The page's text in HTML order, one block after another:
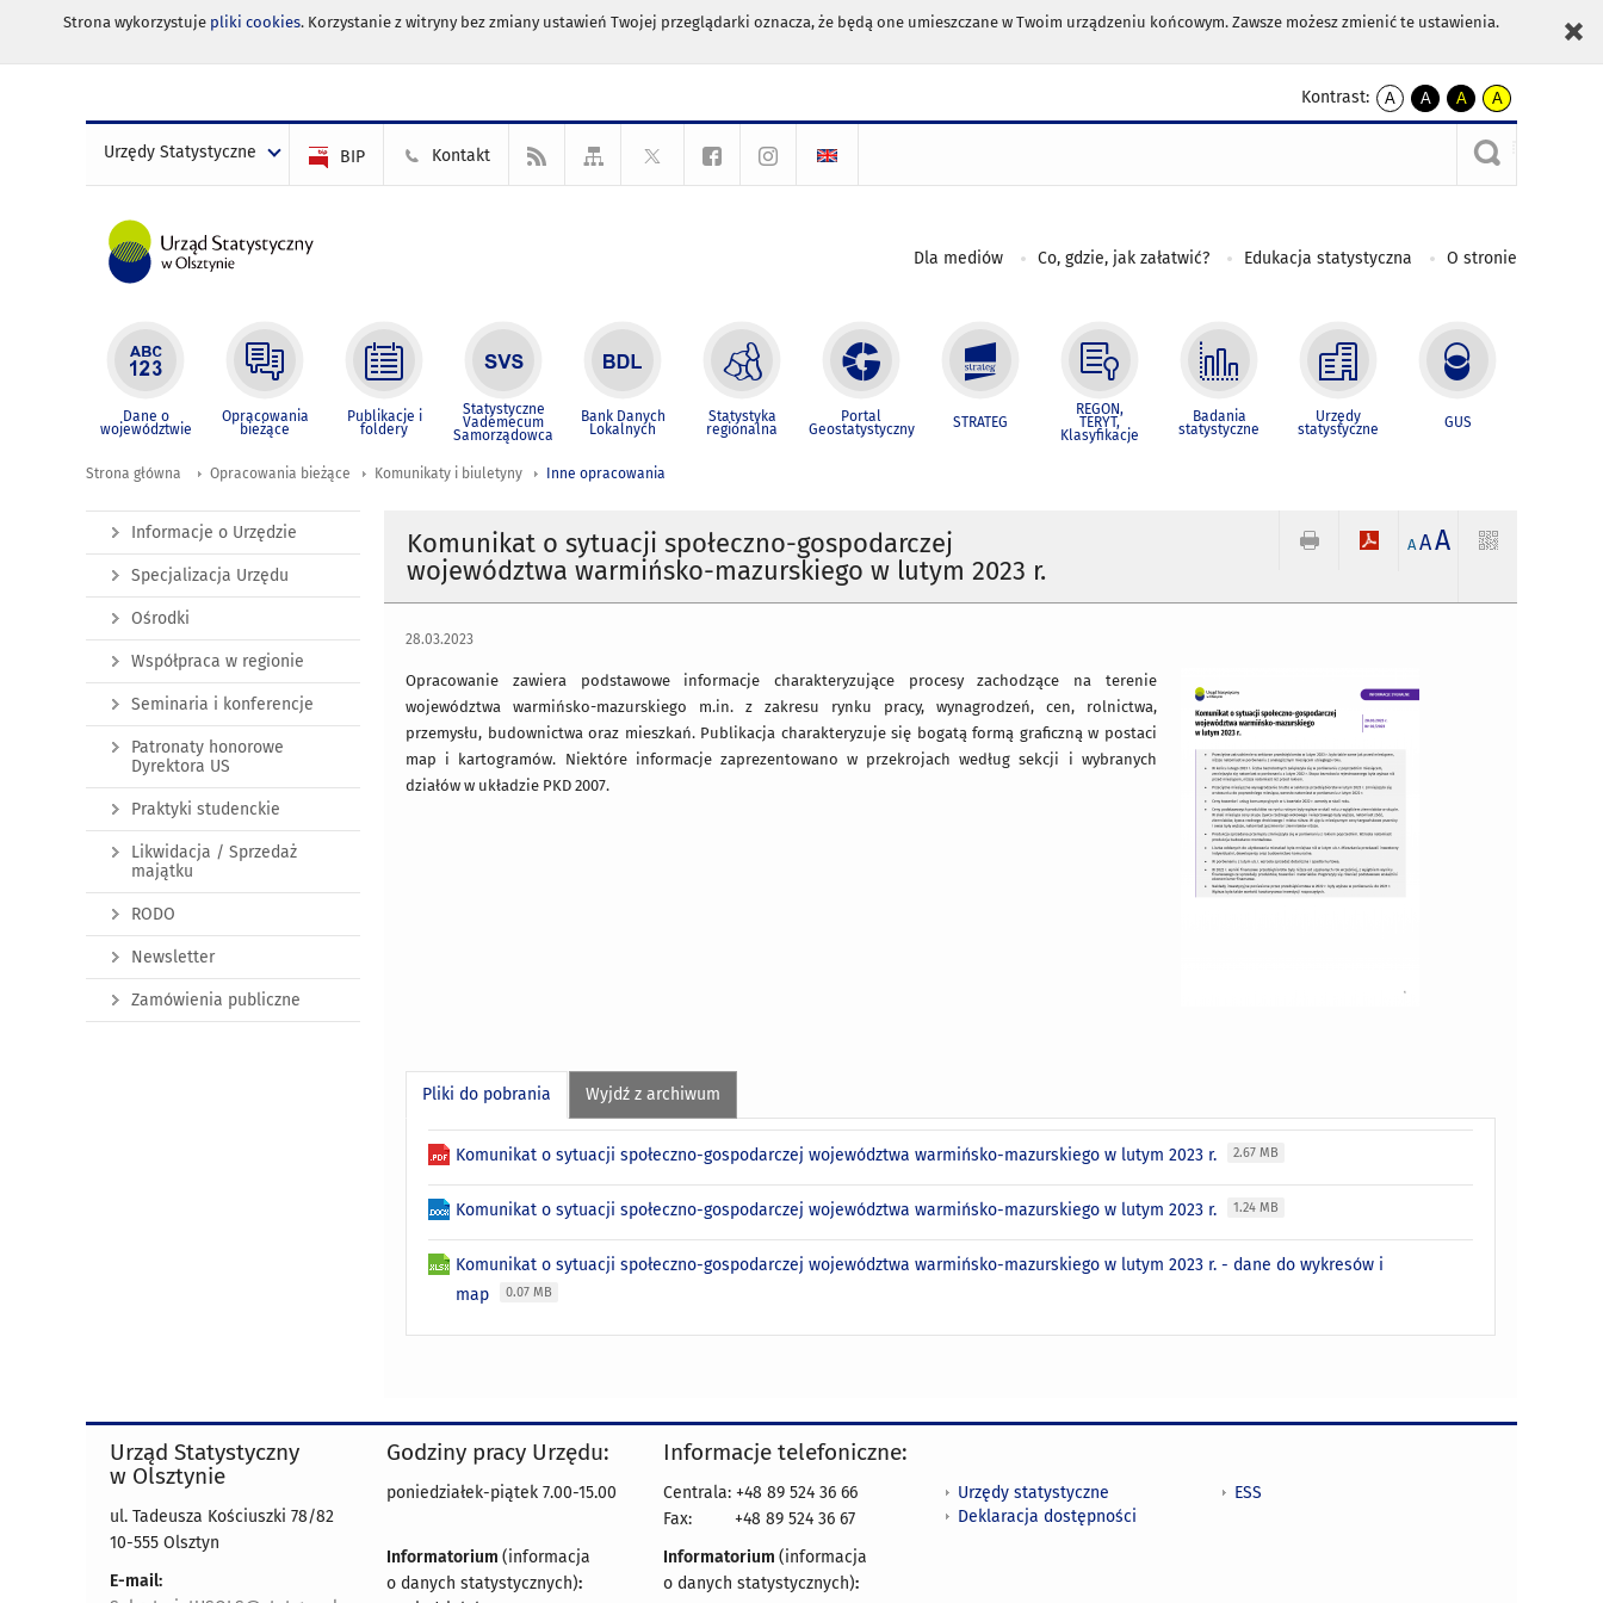
Strona wykorzystuje pliki cookies. Korzystanie z witryny bez zmiany ustawień Twojej przeglądarki oznacza, że będą one umieszczane w Twoim urządzeniu końcowym. Zawsze możesz zmienić te ustawienia.
Kontrast:
A
kontrast
A
kontrast
czarnym
A
kontrast
żółty
tekst
czarnym
A
kontrast
czarny
tekst
żółtym
Urzędy Statystyczne BIP Kontakt
Dla mediów Co, gdzie, jak załatwić? Edukacja statystyczna O stronie
Dane o
województwie
Opracowania
bieżące
Publikacje i
foldery
Statystyczne
Vademecum
Samorządowca
Bank Danych
Lokalnych
Statystyka
regionalna
Portal
Geostatystyczny STRATEG
REGON,
TERYT,
Klasyfikacje
Badania
statystyczne
Urzędy
statystyczne GUS
Strona główna Opracowania bieżące Komunikaty i biuletyny Inne opracowania
Komunikat o sytuacji społeczno-gospodarczej
województwa warmińsko-mazurskiego w lutym 2023 r.
A AA
28.03.2023
Opracowanie zawiera podstawowe informacje charakteryzujące procesy zachodzące na terenie
województwa warmińsko-mazurskiego m.in. z zakresu rynku pracy, wynagrodzeń, cen, rolnictwa,
przemysłu, budownictwa oraz mieszkań. Publikacja charakteryzuje się bogatą formą graficzną w postaci
map i kartogramów. Niektóre informacje zaprezentowano w przekrojach według sekcji i wybranych
działów w układzie PKD 2007.
Pliki do pobrania Wyjdź z archiwum
Komunikat o sytuacji społeczno-gospodarczej województwa warmińsko-mazurskiego w lutym 2023 r. 2.67 MB
Komunikat o sytuacji społeczno-gospodarczej województwa warmińsko-mazurskiego w lutym 2023 r. 1.24 MB
Komunikat o sytuacji społeczno-gospodarczej województwa warmińsko-mazurskiego w lutym 2023 r. - dane do wykresów i
map
0.07 MB
Informacje o Urzędzie
Specjalizacja Urzędu
Ośrodki
Współpraca w regionie
Seminaria i konferencje
Patronaty honorowe
Dyrektora US
Praktyki studenckie
Likwidacja / Sprzedaż
majątku
RODO
Newsletter
Zamówienia publiczne
Urząd Statystyczny
w Olsztynie
ul. Tadeusza Kościuszki 78/82
10-555 Olsztyn
E-mail:
Godziny pracy Urzędu:
poniedziałek-piątek 7.00-15.00
Informatorium (informacja
o danych statystycznych):
Informacje telefoniczne:
Centrala: +48 89 524 36 66
Fax:
+48 89 524 36 67
Informatorium (informacja
o danych statystycznych):
Urzędy statystyczne
Deklaracja dostępności
ESS